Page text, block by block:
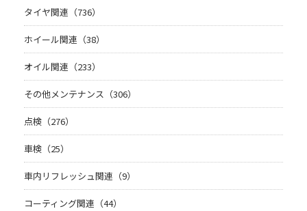
タイヤ関連（736）
ホイール関連（38）
オイル関連（233）
その他メンテナンス（306）
点検（276）
車検（25）
車内リフレッシュ関連（9）
コーティング関連（44）